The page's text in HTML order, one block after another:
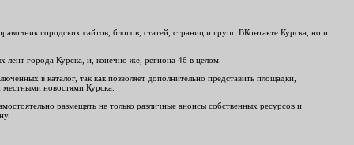
городских сайтов, блогов, статей, страниц и групп ВКонтакте Курска, но и
лент города Курска, и, конечно же, региона 46 в целом.
в каталог, так как позволяет дополнительно представить площадки,
новостями Курска.
размещать не только различные анонсы собственных ресурсов и